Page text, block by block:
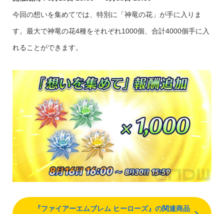
今回の想いを集めてでは、特別に「神竜の花」が手に入りま
す。最大で神竜の花4種をそれぞれ1000個、合計4000個手に入
れることができます。
『ファイアーエムブレム ヒーローズ』の関連商品